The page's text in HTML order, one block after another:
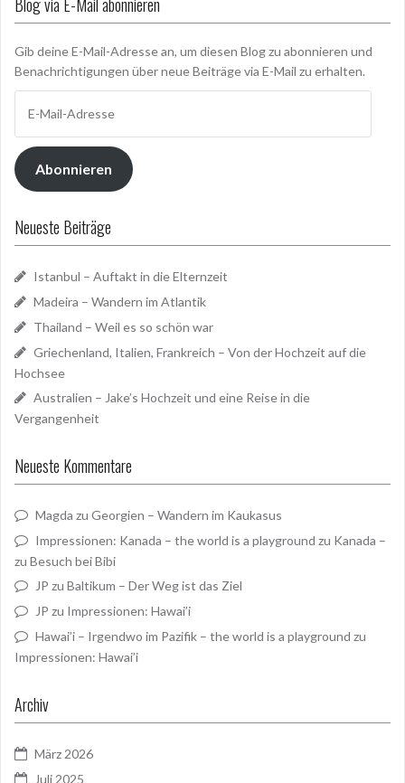
Gib deine E-Mail-Adresse an, um diesen Blog zu abonnieren und
Benachrichtigungen über neue Beiträge via E-Mail zu erhalten.
Mail-
Adresse
Abonnieren
Neueste Beiträge
Istanbul – Auftakt in die Elternzeit
Madeira – Wandern im Atlantik
Thailand – Weil es so schön war
Griechenland, Italien, Frankreich – Von der Hochzeit auf die
Hochsee
Australien – Jake’s Hochzeit und eine Reise in die
Vergangenheit
Neueste Kommentare
Magda zu Georgien – Wandern im Kaukasus
Impressionen: Kanada – the world is a playground zu Kanada –
zu Besuch bei Bibi
JP zu Baltikum – Der Weg ist das Ziel
JP zu Impressionen: Hawai’i
Hawai’i – Irgendwo im Pazifik – the world is a playground zu
Impressionen: Hawai’i
Archiv
März 2026
Juli 2025